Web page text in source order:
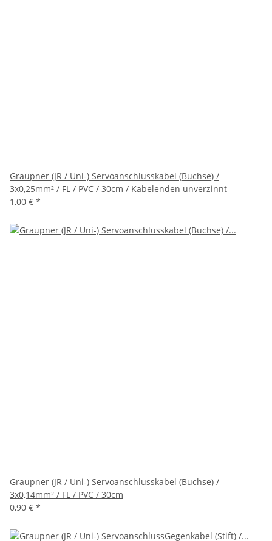
Graupner (JR / Uni-) Servoanschlusskabel (Buchse) /
3x0,25mm² / FL / PVC / 30cm / Kabelenden unverzinnt
1,00 € *
Graupner (JR / Uni-) Servoanschlusskabel (Buchse) /
3x0,14mm² / FL / PVC / 30cm
0,90 € *